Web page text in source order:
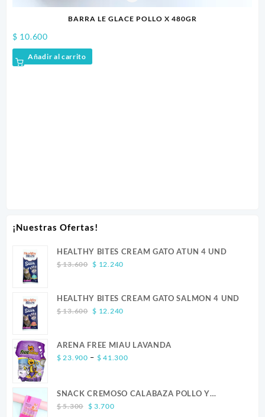
BARRA LE GLACE POLLO X 480GR
$ 10.600
Añadir al carrito
¡Nuestras Ofertas!
HEALTHY BITES CREAM GATO ATUN 4 UND
$13.600 Original
$ 13.600.
$ 12.240Current
$ 12.240.
HEALTHY BITES CREAM GATO SALMON 4 UND
$13.600 Original
$ 13.600.
$ 12.240Current
$ 12.240.
ARENA FREE MIAU LAVANDA
$ 23.900 – $ 41.300Price
through
SNACK CREMOSO CALABAZA POLLO Y
SALMON CANINO X 5
$5.300
Original
$ 3.700Current